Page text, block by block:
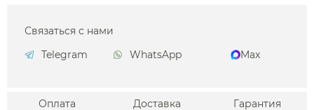
Связаться с нами
Telegram
WhatsApp Max
Оплата Доставка Гарантия